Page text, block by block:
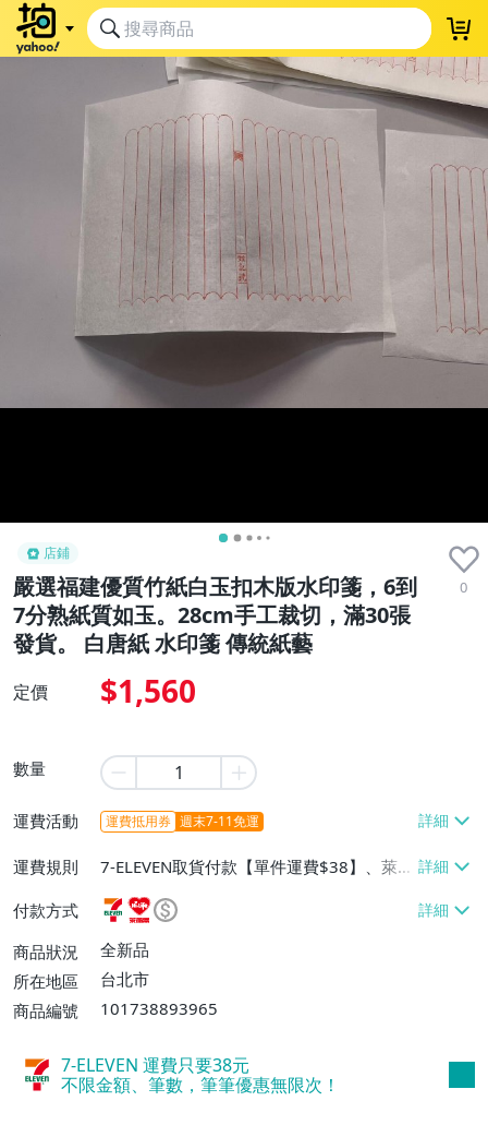
店鋪
嚴選福建優質竹紙白玉扣木版水印箋，6到
7分熟紙質如玉。28cm手工裁切，滿30張
發貨。 白唐紙 水印箋 傳統紙藝
0
定價 $1,560
數量
運費活動 運費抵用券 週末7-11免運
運費規則
7-ELEVEN取貨付款【單件運費$38】、萊爾
富取貨付款【單件運費$60】、宅配/貨運
【單件運費$130】
付款方式
商品狀況
全新品
所在地區
台北市
商品編號
101738893965
7-ELEVEN 運費只要38元
不限金額、筆數，筆筆優惠無限次！